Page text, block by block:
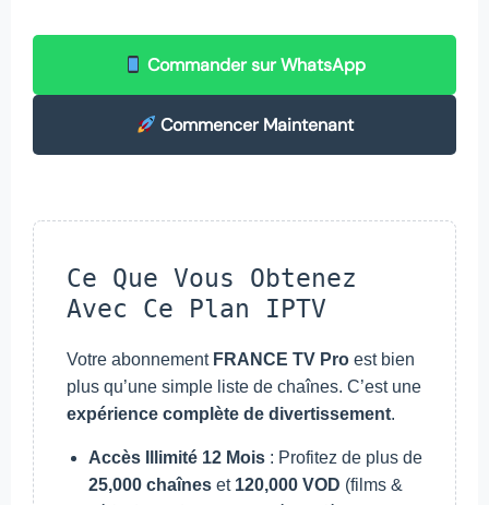
Commander sur WhatsApp
Commencer Maintenant
Ce Que Vous Obtenez
Avec Ce Plan IPTV
Votre abonnement FRANCE TV Pro est bien
plus qu’une simple liste de chaînes. C’est une
expérience complète de divertissement.
Accès Illimité 12 Mois : Profitez de plus de
25,000 chaînes et 120,000 VOD (films &